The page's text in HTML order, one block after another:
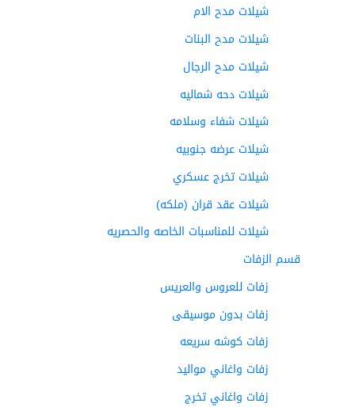
شيلات مدح الام
شيلات مدح البنات
شيلات مدح الرجال
شيلات دحه شماليه
شيلات شفاء وسلامه
شيلات عرضه جنوبيه
شيلات تخرج عسكري
شيلات عقد قران (ملكه)
شيلات للمناسبات الخاصه والحصريه
قسم الزفات
زفات للعروس والعريس
زفات بدون موسيقى
زفات كوشه سريعه
زفات واغاني مواليد
زفات واغاني تخرج